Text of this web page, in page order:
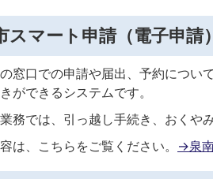
スマート申請（電子申請
窓口での申請や届出、予約につい
ができるシステムです。
務では、引っ越し手続き、おくや
は、こちらをご覧ください。 →泉